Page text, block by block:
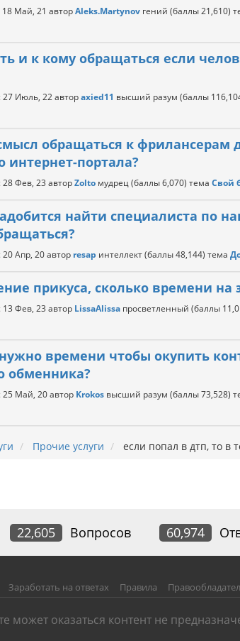
18 Май, 21 авторAleks.Martynov гений (баллы21,610)
и к кому обращаться если
27 Июль, 22авторaxied11 высший разум (баллы
обращаться к фрилансерам
интернет-портала?
28 Фев, 23 авторZolto мудрец(баллы6,070) тема Свой
найти специалиста по
20 Апр, 20автор resap интеллект(баллы48,144) тема
прикуса, сколько времени на
13 Фев, 23 автор LissaAlissa просветленный (баллы
времени чтобы окупить
обменника?
25 Май, 20автор Krokos высший разум (баллы73,528)
Прочие услуги если попал в дтп, то в
22,605 Вопросов 60,974
Заработать на ответах Правила
может оказаться контент не